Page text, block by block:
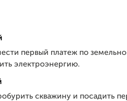
первый платеж по
электроэнергию.
скважину и посадить